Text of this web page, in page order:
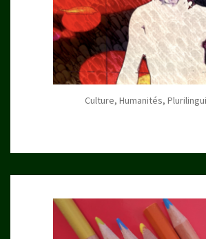
Culture, Humanités,